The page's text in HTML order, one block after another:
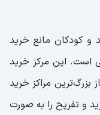
و کودکان مانع خرید
است. این مرکز خرید
بزرگ‌ترین مراکز خرید
و تفریح را به صورت